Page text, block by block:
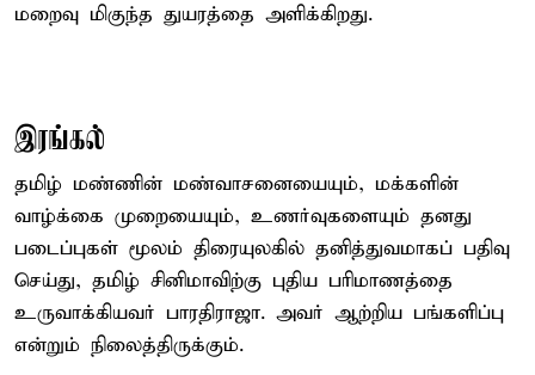
மறைவு மிகுந்த துயரத்தை அளிக்கிறது.
இரங்கல்
தமிழ் மண்ணின் மண்வாசனையையும், மக்களின்
வாழ்க்கை முறையையும், உணர்வுகளையும் தனது
படைப்புகள் மூலம் திரையுலகில் தனித்துவமாகப் பதிவு
செய்து, தமிழ் சினிமாவிற்கு புதிய பரிமாணத்தை
உருவாக்கியவர் பாரதிராஜா. அவர் ஆற்றிய பங்களிப்பு
என்றும் நிலைத்திருக்கும்.